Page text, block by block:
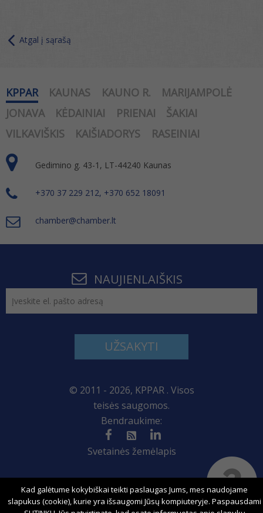
Atgal į sąrašą
KPPAR KAUNAS KAUNO R.
MARIJAMPOLĖ
JONAVA
KĖDAINIAI PRIENAI
ŠAKIAI
VILKAVIŠKIS
KAIŠIADORYS RASEINIAI
Gedimino g. 43-1, LT-44240 Kaunas
+370 37 229 212, +370 652 18091
chamber@chamber.lt
NAUJIENLAIŠKIS
UŽSAKYTI
© 2011 - 2026, KPPAR . Visos
teisės saugomos.
Bendraukime:
Svetainės žemėlapis
Sprendimas:
Kad galėtume kokybiškai teikti paslaugas Jums, mes naudojame
slapukus (cookie), kurie yra išsaugomi Jūsų kompiuteryje. Paspausdami